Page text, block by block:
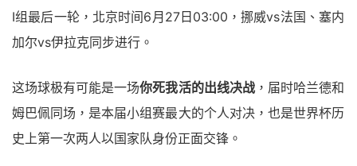
I组最后一轮，北京时间6月27日03:00，挪威vs法国、塞内
加尔vs伊拉克同步进行。
这场球极有可能是一场你死我活的出线决战，届时哈兰德和
姆巴佩同场，是本届小组赛最大的个人对决，也是世界杯历
史上第一次两人以国家队身份正面交锋。